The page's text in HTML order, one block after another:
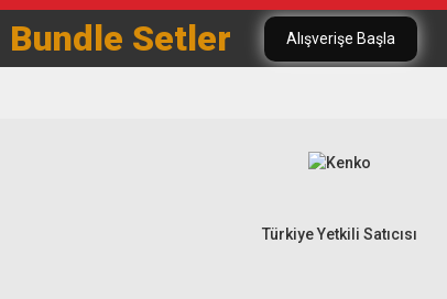
Bundle Setler Alışverişe Başla
Türkiye Yetkili Satıcısı